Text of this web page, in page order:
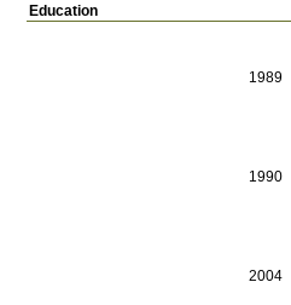
Education
1989
1990
2004